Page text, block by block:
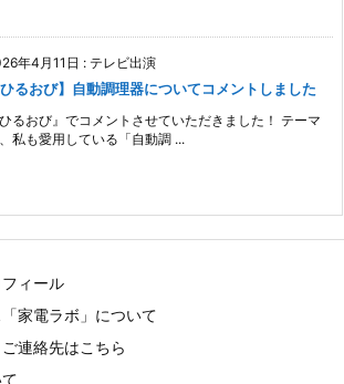
年4月11日 : テレビ出演
ひるおび】自動調理器についてコメントしました
ひるおび』でコメントさせていただきました！ テーマ
私も愛用している「自動調 ...
ィール
家電ラボ」について
連絡先はこちら